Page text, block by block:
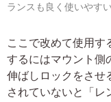
ランスも良く使いやす
ここで改めて使用す
するにはマウント側
伸ばしロックをさせ
されていないと「レ